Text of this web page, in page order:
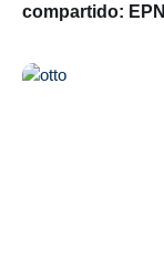
compartido: EPN